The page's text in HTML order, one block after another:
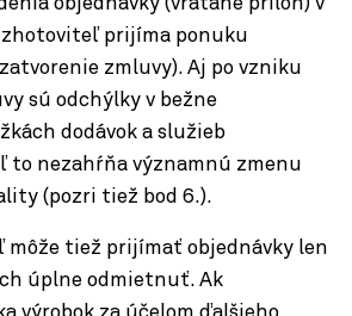
objednávky (vrátane príloh) v
prijíma ponuku
zmluvy). Aj po vzniku
sú odchýlky v bežne
dodávok a služieb
to nezahŕňa významnú zmenu
(pozri tiež bod 6.).
môže tiež prijímať objednávky len
úplne odmietnuť. Ak